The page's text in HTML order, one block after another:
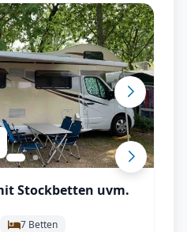
Stockbetten uvm.
7 Betten